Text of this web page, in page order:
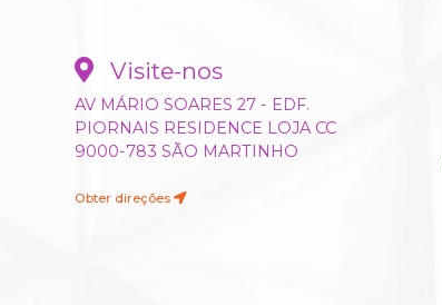
Visite-nos
AV MÁRIO SOARES 27 - EDF.
PIORNAIS RESIDENCE LOJA CC
9000-783 SÃO MARTINHO
Obter direções